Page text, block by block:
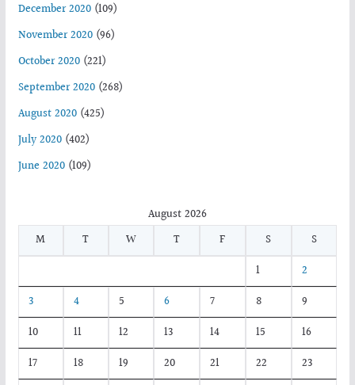
December 2020(109)
November 2020(96)
October 2020(221)
September 2020(268)
August 2020(425)
July 2020(402)
June 2020(109)
August 2026
M
T W T F S
S
1
2
3
4 5 6 7 8
9
10
11 12 13 14 15
16
17
18 19 20 21 22
23